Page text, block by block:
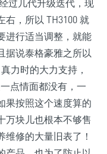
过几代升级迭代，现
右，所以 TH3100 就
进行适当调整，就能
据说泰格豪雅之所以
力时的大力支持，
点情面都没有，一
果按照这个速度算的
万块儿也根本不够售
修的大量旧表了！